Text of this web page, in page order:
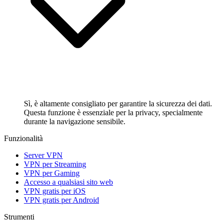
Sì, è altamente consigliato per garantire la sicurezza dei dati.
Questa funzione è essenziale per la privacy, specialmente
durante la navigazione sensibile.
Funzionalità
Server VPN
VPN per Streaming
VPN per Gaming
Accesso a qualsiasi sito web
VPN gratis per iOS
VPN gratis per Android
Strumenti